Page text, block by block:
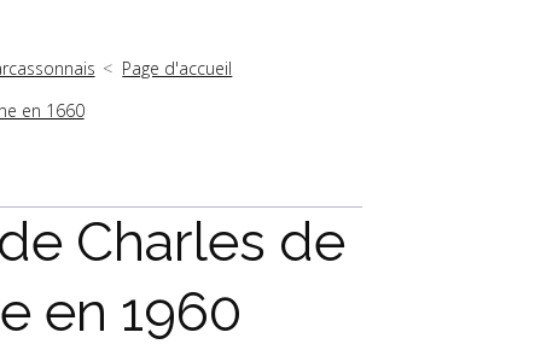
Page d'accueil
en 1660
Charles de
en 1960